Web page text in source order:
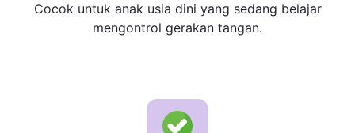
Cocok untuk anak usia dini yang sedang belajar
mengontrol gerakan tangan.